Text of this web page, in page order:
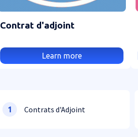
Contrat d'adjoint
Learn more
1 Contrats d'Adjoint